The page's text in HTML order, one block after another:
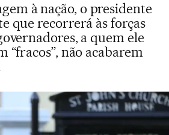
à nação, o presidente
que recorrerá às forças
a quem ele
“fracos”, não acabarem